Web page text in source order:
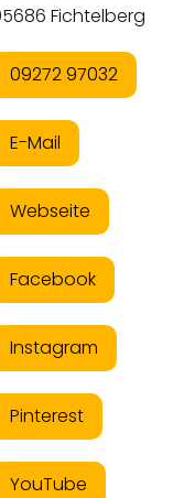
Fichtelberg
09272 97032
E-Mail
Webseite
Facebook
Instagram
Pinterest
YouTube